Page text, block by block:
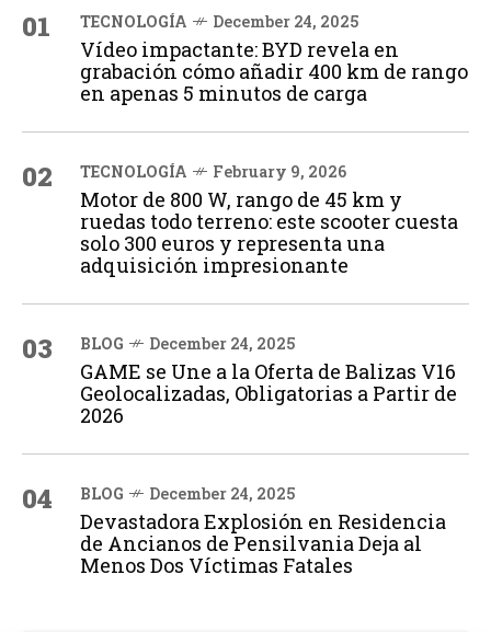
01 TECNOLOGÍA December 24, 2025
Vídeo impactante: BYD revela en
grabación cómo añadir 400 km de rango
en apenas 5 minutos de carga
02 TECNOLOGÍA February 9, 2026
Motor de 800 W, rango de 45 km y
ruedas todo terreno: este scooter cuesta
solo 300 euros y representa una
adquisición impresionante
03 BLOG December 24, 2025
GAME se Une a la Oferta de Balizas V16
Geolocalizadas, Obligatorias a Partir de
2026
04 BLOG December 24, 2025
Devastadora Explosión en Residencia
de Ancianos de Pensilvania Deja al
Menos Dos Víctimas Fatales